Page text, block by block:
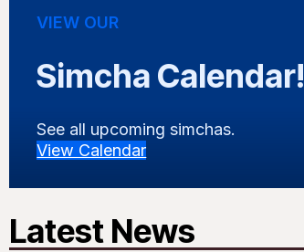
VIEW OUR
Simcha Calendar!
See all upcoming simchas.
View Calendar
Latest News